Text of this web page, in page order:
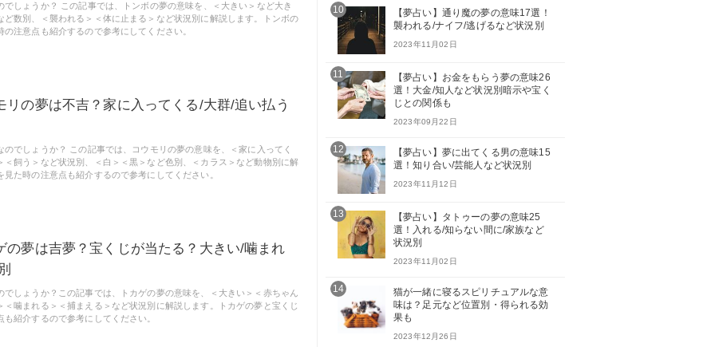
でしょうか？ この記事では、トンボの夢の意味を、＜大きい＞など大き
ど数別、＜襲われる＞＜体に止まる＞など状況別に解説します。トンボの
注意点も紹介するので参考にしてください。
リの夢は不吉？家に入ってくる/大群/追い払う
のでしょうか？ この記事では、コウモリの夢の意味を、＜家に入ってく
＜飼う＞など状況別、＜白＞＜黒＞など色別、＜カラス＞など動物別に解
た時の注意点も紹介するので参考にしてください。
の夢は吉夢？宝くじが当たる？大きい/噛まれ
でしょうか？この記事では、トカゲの夢の意味を、＜大きい＞＜赤ちゃん
＜噛まれる＞＜捕まえる＞など状況別に解説します。トカゲの夢と宝くじ
紹介するので参考にしてください。
10
【夢占い】通り魔の夢の意味17選！
襲われる/ナイフ/逃げるなど状況別
2023年11月02日
11
【夢占い】お金をもらう夢の意味26
選！大金/知人など状況別暗示や宝く
じとの関係も
2023年09月22日
12
【夢占い】夢に出てくる男の意味15
選！知り合い/芸能人など状況別
2023年11月12日
13
【夢占い】タトゥーの夢の意味25
選！入れる/知らない間に/家族など
状況別
2023年11月02日
14
猫が一緒に寝るスピリチュアルな意
味は？足元など位置別・得られる効
果も
2023年12月26日